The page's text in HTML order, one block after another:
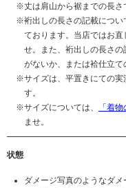
丈は肩山から裾までの長さ
裄出しの長さの記載につ
ております。当店ではお
せ。また、裄出しの長さ
がないか、または袷仕立て
サイズは、平置きにての
す。
サイズについては、
「着
ませ。
状態
ダメージ写真のようなダメ